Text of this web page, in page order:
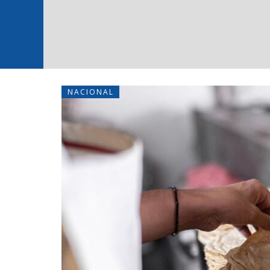
NACIONAL